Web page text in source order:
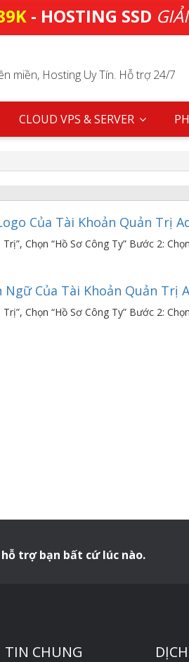
- HOSTING SSD
miền, Hosting Uy Tín. Hỗ trợ 24/7
CLOUD VPS & SERVER
Của Tài Khoản Quản Trị
Chọn “Hồ Sơ Công Ty” Bước 2:
Của Tài Khoản Quản Trị
Chọn “Hồ Sơ Công Ty” Bước 2:
trợ bạn bất cứ lúc nào.
TIN CHUNG